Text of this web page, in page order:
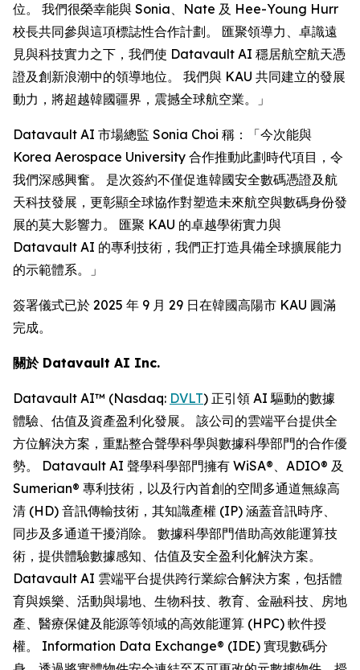
位。 我們很榮幸能與 Sonia、Nate 及 Hee-Young Hurr
校長共同參與這項標誌性合作計劃。 匯聚領導力、卓識遠
見與科技實力之下，我們使 Datavault AI 穩居航空航天憑
證及創新浪潮中的領導地位。 我們與 KAU 共同建立的發展
動力，將超越韓國疆界，震撼全球航空業。」
Datavault AI 市場總監 Sonia Choi 稱：「今次能與
Korea Aerospace University 合作推動此劃時代項目，令
我們深感興奮。 是次簽約不僅促進韓國安全數碼憑證及航
天科技發展，更彰顯全球協作對塑造未來航空與數碼身份發
展的莫大影響力。 匯聚 KAU 的卓越學術實力與
Datavault AI 的專利技術，我們正打造具備全球擴展能力
的示範體系。」
簽署儀式已於 2025 年 9 月 29 日在韓國高陽市 KAU 圓滿
完成。
關於 Datavault AI Inc.
Datavault AI™ (Nasdaq: DVLT) 正引領 AI 驅動的數據
體驗、估值及資產盈利化發展。 該公司的雲端平台提供全
方位解決方案，重點整合聲學科學與數據科學部門的合作優
勢。 Datavault AI 聲學科學部門擁有 WiSA®、ADIO® 及
Sumerian® 專利技術，以及行內首創的空間多通道無線高
清 (HD) 音訊傳輸技術，其知識產權 (IP) 涵蓋音訊時序、
同步及多通道干擾消除。 數據科學部門借助高效能運算技
術，提供體驗數據感知、估值及安全盈利化解決方案。
Datavault AI 雲端平台提供跨行業綜合解決方案，包括體
育與娛樂、活動與場地、生物科技、教育、金融科技、房地
產、醫療保健及能源等領域的高效能運算 (HPC) 軟件授
權。 Information Data Exchange® (IDE) 實現數碼分